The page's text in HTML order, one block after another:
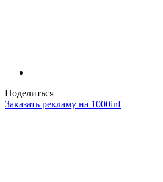
Поделиться
Заказать рекламу на 1000inf